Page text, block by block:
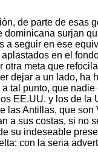
de parte de esas
surjan
seguir en ese
en el
meta que
dejar a un lado, ha
tal punto, que
EE.UU. y los de la
las Antillas, que
a sus costas, si no
su indeseable
con la seria